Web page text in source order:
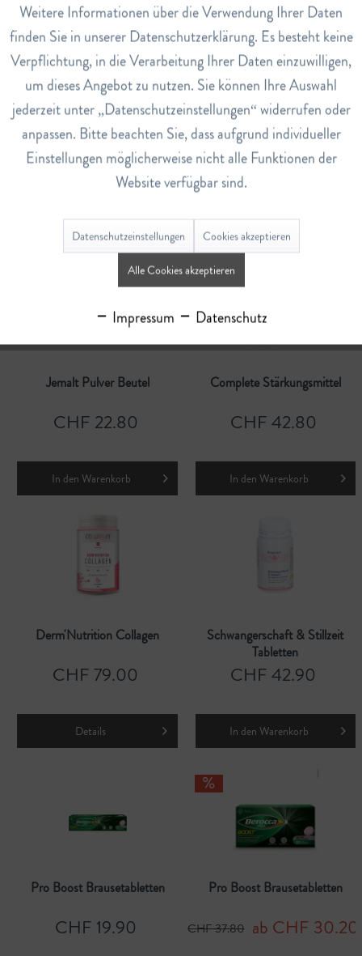
TopFit Kapseln
CHF 36.00
Multivitamin Kapseln
CHF 35.80
Jemalt Pulver Beutel
CHF 22.80
In den Warenkorb
Complete Stärkungsmittel
CHF 42.80
In den Warenkorb
Derm'Nutrition Collagen
CHF 79.00
Details
Schwangerschaft & Stillzeit
Tabletten
CHF 42.90
In den Warenkorb
Pro Boost Brausetabletten
CHF 19.90
Pro Boost Brausetabletten
CHF 37.80 ab CHF 30.20
Service Inaktiv
Weitere Informationen über die Verwendung Ihrer Daten
finden Sie in unserer Datenschutzerklärung. Es besteht keine
Verpflichtung, in die Verarbeitung Ihrer Daten einzuwilligen,
um dieses Angebot zu nutzen. Sie können Ihre Auswahl
jederzeit unter „Datenschutzeinstellungen“ widerrufen oder
anpassen. Bitte beachten Sie, dass aufgrund individueller
Einstellungen möglicherweise nicht alle Funktionen der
Website verfügbar sind.
Datenschutzeinstellungen Cookies akzeptieren
Alle Cookies akzeptieren
Impressum Datenschutz